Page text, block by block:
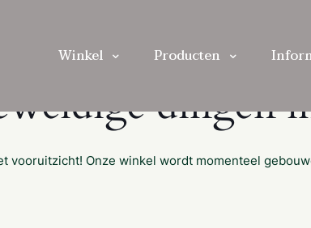
Winkel Producten
dingen
vooruitzicht! Onze winkel wordt momenteel